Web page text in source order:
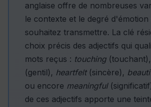
anglaise offre de nombreuses
le contexte et le degré d'émotion
souhaitez transmettre. La clé
choix précis des adjectifs qui
mots reçus : touching(touchant),
(gentil), heartfelt(sincère),
ou encore meaningful
de ces adjectifs apporte une